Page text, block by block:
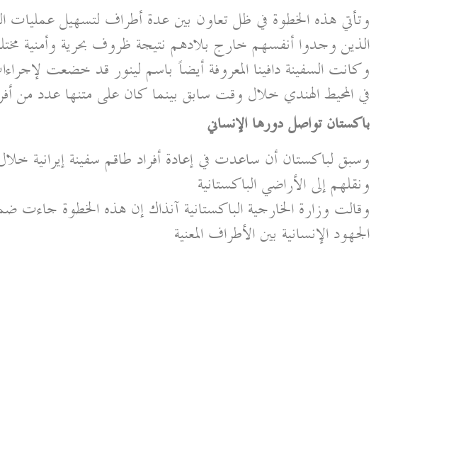
وتأتي هذه الخطوة في ظل تعاون بين عدة أطراف لتسهيل عمليات
الذين وجدوا أنفسهم خارج بلادهم نتيجة ظروف بحرية وأمنية
وكانت السفينة دافينا المعروفة أيضاً باسم لينور قد خضعت
في المحيط الهندي خلال وقت سابق بينما كان على متنها عدد من
باكستان تواصل دورها الإنساني
وسبق لباكستان أن ساعدت في إعادة أفراد طاقم سفينة إيرانية
ونقلهم إلى الأراضي الباكستانية
وقالت وزارة الخارجية الباكستانية آنذاك إن هذه الخطوة جاءت
الجهود الإنسانية بين الأطراف المعنية